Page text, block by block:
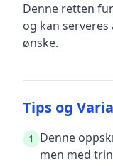
Denne retten
og kan
ønske.
Tips og
1
Denne
men med